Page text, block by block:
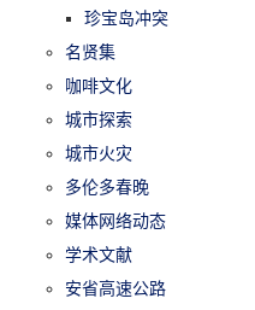
珍宝岛冲突
名贤集
咖啡文化
城市探索
城市火灾
多伦多春晚
媒体网络动态
学术文献
安省高速公路